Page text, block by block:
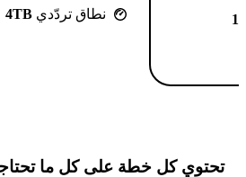
نطاق تردّدي 4TB
تحتوي كل خطة على كل ما